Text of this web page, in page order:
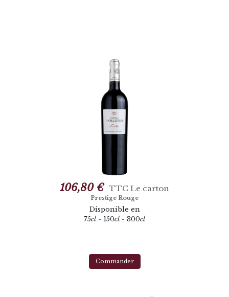
106,80 € TTC Le carton
Prestige Rouge
Disponible en
75cl - 150cl - 300cl
Commander